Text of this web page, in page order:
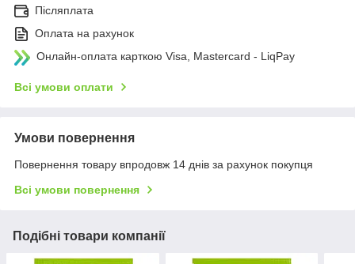
Післяплата
Оплата на рахунок
Онлайн-оплата карткою Visa, Mastercard - LiqPay
Всі умови оплати
Умови повернення
Повернення товару впродовж 14 днів за рахунок покупця
Всі умови повернення
Подібні товари компанії